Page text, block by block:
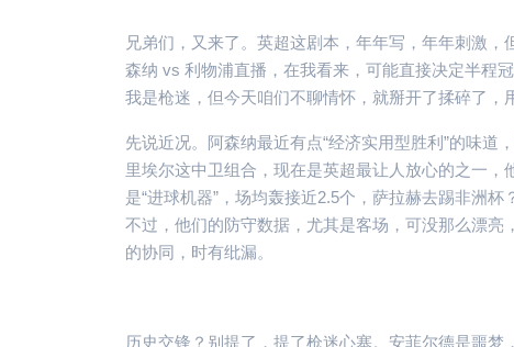
兄弟们，又来了。英超这剧本，年年写，年年刺激
森纳 vs 利物浦直播，在我看来，可能直接决定半程
我是枪迷，但今天咱们不聊情怀，就掰开了揉碎了，
先说近况。阿森纳最近有点“经济实用型胜利”的味
里埃尔这中卫组合，现在是英超最让人放心的之一
是“进球机器”，场均轰接近2.5个，萨拉赫去踢非洲
不过，他们的防守数据，尤其是客场，可没那么漂
的协同，时有纰漏。
历史交锋？别提了，提了枪迷心塞。安菲尔德是噩